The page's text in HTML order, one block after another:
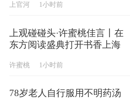
上官河 1小时前
上观碰碰头·许蜜桃佳言丨在
东方阅读盛典打开书香上海
许蜜桃 1小时前
78岁老人自行服用不明药汤